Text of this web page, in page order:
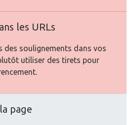
les URLs
des soulignements dans vos
utiliser des tirets pour
page